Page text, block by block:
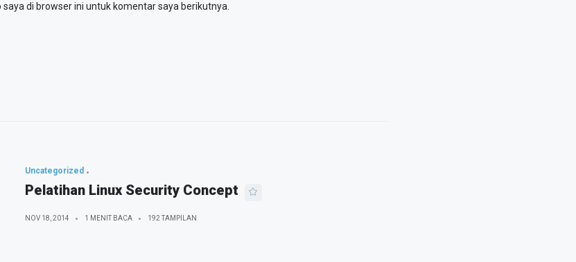
di browser ini untuk komentar saya berikutnya.
Uncategorized
Pelatihan Linux Security Concept
NOV 18, 2014 1 MENIT BACA 192 TAMPILAN